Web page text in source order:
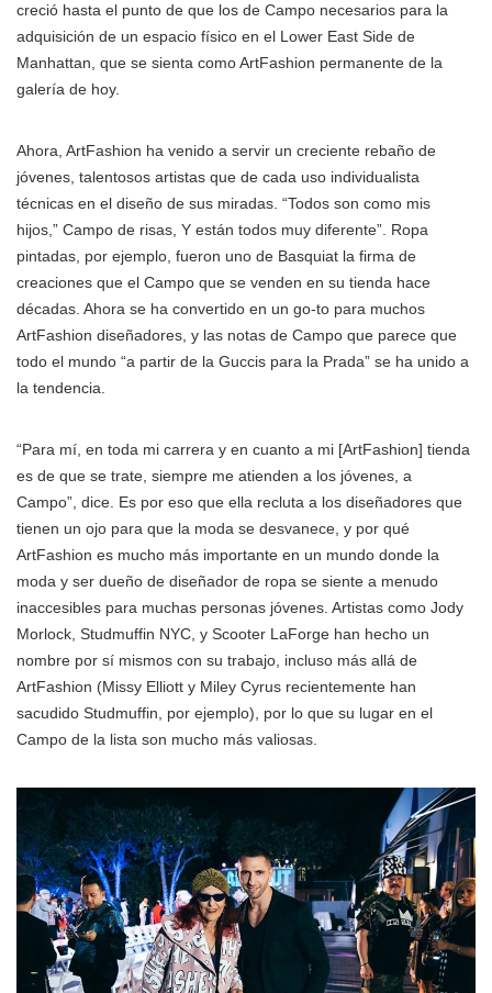
creció hasta el punto de que los de Campo necesarios para la
adquisición de un espacio físico en el Lower East Side de
Manhattan, que se sienta como ArtFashion permanente de la
galería de hoy.
Ahora, ArtFashion ha venido a servir un creciente rebaño de
jóvenes, talentosos artistas que de cada uso individualista
técnicas en el diseño de sus miradas. “Todos son como mis
hijos,” Campo de risas, Y están todos muy diferente”. Ropa
pintadas, por ejemplo, fueron uno de Basquiat la firma de
creaciones que el Campo que se venden en su tienda hace
décadas. Ahora se ha convertido en un go-to para muchos
ArtFashion diseñadores, y las notas de Campo que parece que
todo el mundo “a partir de la Guccis para la Prada” se ha unido a
la tendencia.
“Para mí, en toda mi carrera y en cuanto a mi [ArtFashion] tienda
es de que se trate, siempre me atienden a los jóvenes, a
Campo”, dice. Es por eso que ella recluta a los diseñadores que
tienen un ojo para que la moda se desvanece, y por qué
ArtFashion es mucho más importante en un mundo donde la
moda y ser dueño de diseñador de ropa se siente a menudo
inaccesibles para muchas personas jóvenes. Artistas como Jody
Morlock, Studmuffin NYC, y Scooter LaForge han hecho un
nombre por sí mismos con su trabajo, incluso más allá de
ArtFashion (Missy Elliott y Miley Cyrus recientemente han
sacudido Studmuffin, por ejemplo), por lo que su lugar en el
Campo de la lista son mucho más valiosas.